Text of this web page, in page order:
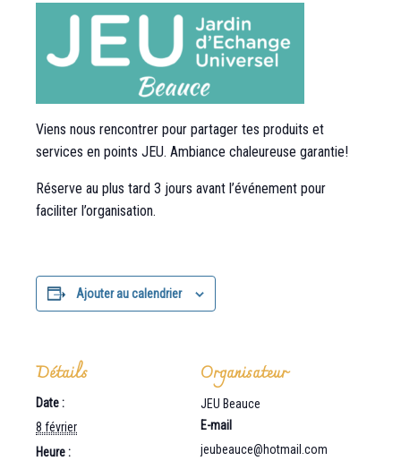
Viens nous rencontrer pour partager tes produits et
services en points JEU. Ambiance chaleureuse garantie!
Réserve au plus tard 3 jours avant l’événement pour
faciliter l’organisation.
Ajouter au calendrier
Détails
Date :
8 février
Heure :
Organisateur
JEU Beauce
E-mail
jeubeauce@hotmail.com